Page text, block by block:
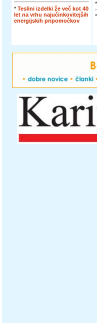
* Teslini izdelki že več kot 40
let na vrhu najučinkovitejših
energijskih pripomočkov